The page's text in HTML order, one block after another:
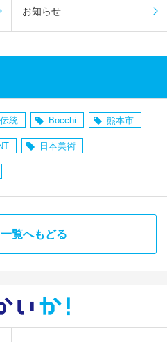
お知らせ
伝統 Bocchi 熊本市
日本美術
覧へもどる
い か！